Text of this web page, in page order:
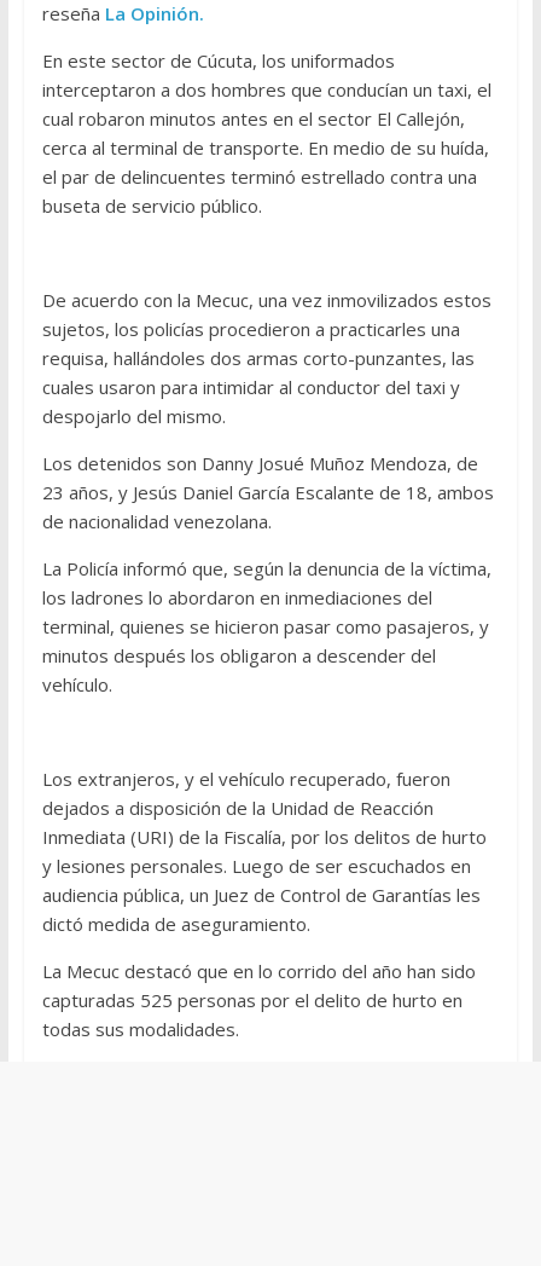
reseña La Opinión.
En este sector de Cúcuta, los uniformados
interceptaron a dos hombres que conducían un taxi, el
cual robaron minutos antes en el sector El Callejón,
cerca al terminal de transporte. En medio de su huída,
el par de delincuentes terminó estrellado contra una
buseta de servicio público.
De acuerdo con la Mecuc, una vez inmovilizados estos
sujetos, los policías procedieron a practicarles una
requisa, hallándoles dos armas corto-punzantes, las
cuales usaron para intimidar al conductor del taxi y
despojarlo del mismo.
Los detenidos son Danny Josué Muñoz Mendoza, de
23 años, y Jesús Daniel García Escalante de 18, ambos
de nacionalidad venezolana.
La Policía informó que, según la denuncia de la víctima,
los ladrones lo abordaron en inmediaciones del
terminal, quienes se hicieron pasar como pasajeros, y
minutos después los obligaron a descender del
vehículo.
Los extranjeros, y el vehículo recuperado, fueron
dejados a disposición de la Unidad de Reacción
Inmediata (URI) de la Fiscalía, por los delitos de hurto
y lesiones personales. Luego de ser escuchados en
audiencia pública, un Juez de Control de Garantías les
dictó medida de aseguramiento.
La Mecuc destacó que en lo corrido del año han sido
capturadas 525 personas por el delito de hurto en
todas sus modalidades.